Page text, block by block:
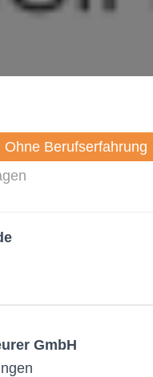
Ohne Berufserfahrung
GmbH